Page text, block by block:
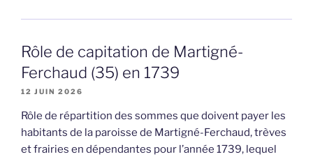
Rôle de capitation de Martigné-
Ferchaud (35) en 1739
12 JUIN 2026
Rôle de répartition des sommes que doivent payer les
habitants de la paroisse de Martigné-Ferchaud, trèves
et frairies en dépendantes pour l’année 1739, lequel